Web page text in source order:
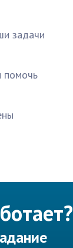
задачи
помочь